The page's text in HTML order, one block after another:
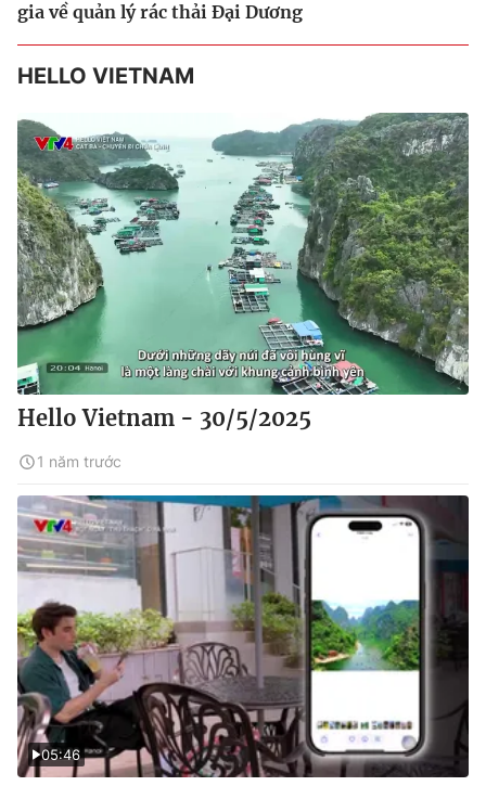
gia về quản lý rác thải Đại Dương
HELLO VIETNAM
Hello Vietnam - 30/5/2025
1 năm trước
05:46